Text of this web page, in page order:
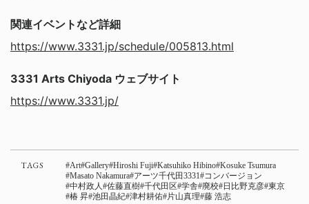
関連イベントなど詳細
https://www.3331.jp/schedule/005813.html
3331 Arts Chiyoda ウェブサイト
https://www.3331.jp/
TAGS Art Gallery Hiroshi Fuji Katsuhiko Hibino Kosuke Tsumura
Masato Nakamura アーツ千代田3331 コンバージョン
中村政人 佐藤直樹 千代田区 学舎 廃校 日比野克彦 東京
椿 昇 池田晶紀 津村耕佑 片山真理 藤 浩志